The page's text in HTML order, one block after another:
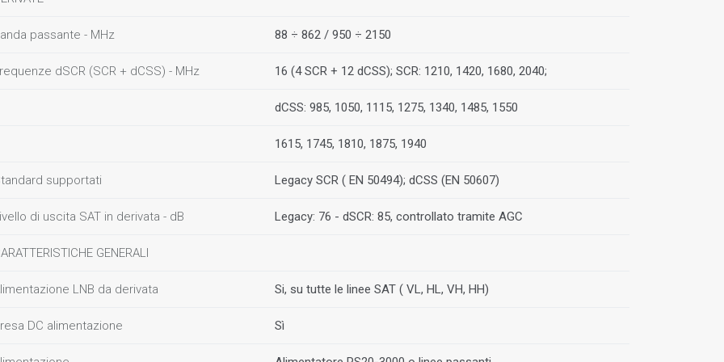
passante - MHz 88 ÷ 862 / 950 ÷ 2150
dSCR (SCR + dCSS) - MHz 16 (4 SCR + 12 dCSS); SCR: 1210, 1420, 1680, 2040;
dCSS: 985, 1050, 1115, 1275, 1340, 1485, 1550
1615, 1745, 1810, 1875, 1940
supportati Legacy SCR ( EN 50494); dCSS (EN 50607)
di uscita SAT in derivata - dB Legacy: 76 - dSCR: 85, controllato tramite AGC
GENERALI
LNB da derivata Si, su tutte le linee SAT ( VL, HL, VH, HH)
DC alimentazione Sì